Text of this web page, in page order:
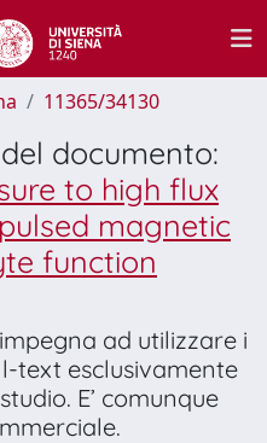
11365/34130
documento:
to high flux
magnetic
function
ad utilizzare i
text esclusivamente
E’ comunque